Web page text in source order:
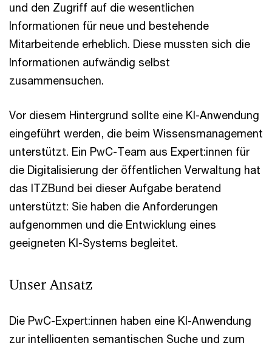
und den Zugriff auf die wesentlichen
Informationen für neue und bestehende
Mitarbeitende erheblich. Diese mussten sich die
Informationen aufwändig selbst
zusammensuchen.
Vor diesem Hintergrund sollte eine KI-Anwendung
eingeführt werden, die beim Wissensmanagement
unterstützt. Ein PwC-Team aus Expert:innen für
die Digitalisierung der öffentlichen Verwaltung hat
das ITZBund bei dieser Aufgabe beratend
unterstützt: Sie haben die Anforderungen
aufgenommen und die Entwicklung eines
geeigneten KI-Systems begleitet.
Unser Ansatz
Die PwC-Expert:innen haben eine KI-Anwendung
zur intelligenten semantischen Suche und zum